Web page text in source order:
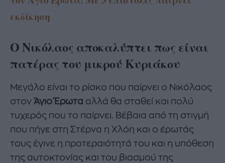
εκδίκηση
Ο Νικόλαος αποκαλύπτει πως είναι
πατέρας του μικρού Κυριάκου
Μεγάλο είναι το ρίσκο που παίρνει ο Νικόλαος
στον Άγιο Έρωτα αλλά θα σταθεί και πολύ
τυχερός που το παίρνει. Βέβαια από τη στιγμή
που πήγε στη Στέρνα η Χλόη και ο έρωτάς
τους έγινε η προτεραιότητά του και η υπόθεση
της αυτοκτονίας και του βιασμού της